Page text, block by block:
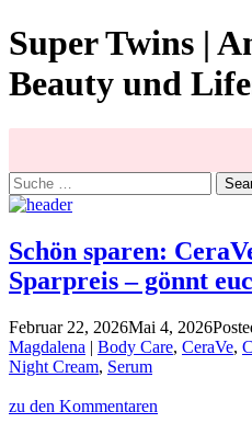
Skip
to
content
Super Twins |
Beauty und
Search
for:
Schön sparen:
Sparpreis – gönnt
Februar 22, 2026Mai 4, 2026
Magdalena | Body Care, CeraVe,
Night Cream, Serum
zu den Kommentaren